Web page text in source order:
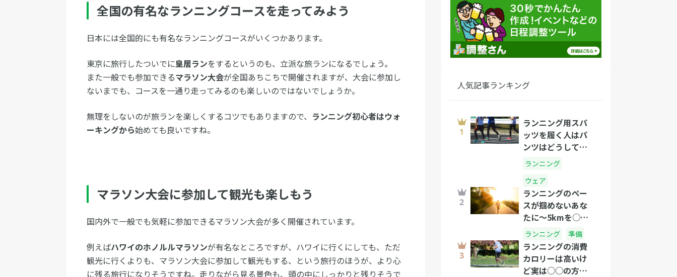
全国の有名なランニングコースを走ってみよう
日本には全国的にも有名なランニングコースがいくつかあります。
東京に旅行したついでに皇居ランをするというのも、立派な旅ランになるでしょう。
また一般でも参加できるマラソン大会が全国あちこちで開催されますが、大会に参加し
ないまでも、コースを一通り走ってみるのも楽しいのではないでしょうか。
無理をしないのが旅ランを楽しくするコツでもありますので、 ランニング初心者はウォ
ーキングから始めても良いですね。
マラソン大会に参加して観光も楽しもう
国内外で一般でも気軽に参加できるマラソン大会が多く開催されています。
例えばハワイのホノルルマラソンが有名なところですが、ハワイに行くにしても、ただ
観光に行くよりも、マラソン大会に参加して観光もする、という旅行のほうが、より心
に残る旅行になりそうですね。走りながら見る景色も、頭の中にしっかりと残りそうで
人気記事ランキング
ランニング用スパ
ッツを履く人はパ
ンツはどうして
る？
ランニング
ウェア
ランニングのペー
スが掴めないあな
たに～5kmを○分
のタイムで走れた
らプロ級です!～
ランニング 準備
ランニングの消費
カロリーは高いけ
ど実は○○の方が